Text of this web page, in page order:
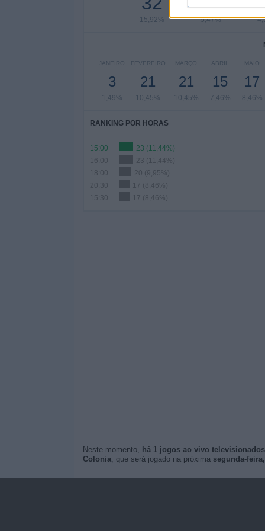
15,92% 5,47%
JANEIRO
3
1,49%
FEVEREIRO
21
10,45%
MARÇO
21
10,45%
ABRIL
15
7,46%
MAIO
17
8,46%
RANKING POR HORAS
15:00
23 (11,44%)
16:00
23 (11,44%)
18:00
20 (9,95%)
20:30
17 (8,46%)
15:30
17 (8,46%)
Neste momento, há 1 jogos ao vivo televisionados
Colonia, que será jogado na próxima segunda-